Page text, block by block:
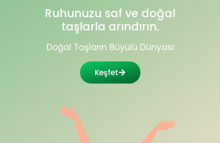
Ruhunuzu saf ve doğal
taşlarla arındırın.
Doğal Taşların Büyülü Dünyası
Keşfet